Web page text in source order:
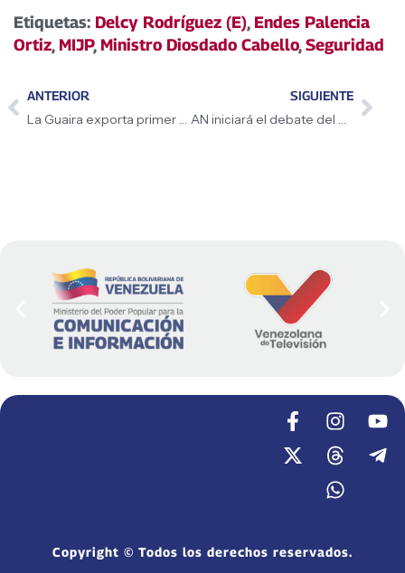
Etiquetas: Delcy Rodríguez (E), Endes Palencia
Ortiz, MIJP, Ministro Diosdado Cabello,Seguridad
ANTERIOR
La Guaira exporta primer cargamento de café procesado a Centroamérica
SIGUIENTE
AN iniciará el debate del Proyecto de Ley Orgánica de Minas
Copyright © Todos los derechos reservados.